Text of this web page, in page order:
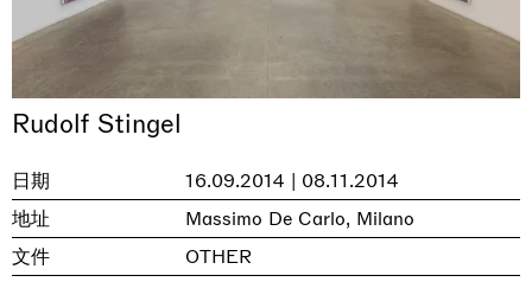
Rudolf Stingel
日期
16.09.2014 | 08.11.2014
地址
Massimo De Carlo, Milano
文件
OTHER